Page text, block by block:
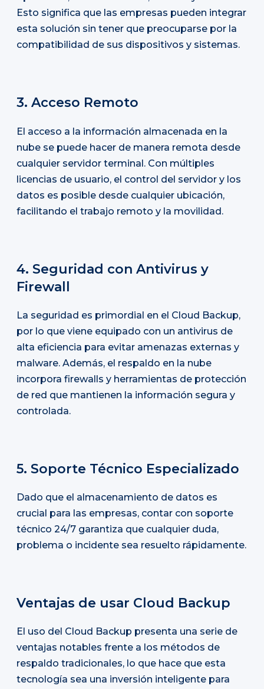
Esto significa que las empresas pueden integrar
esta solución sin tener que preocuparse por la
compatibilidad de sus dispositivos y sistemas.
3. Acceso Remoto
El acceso a la información almacenada en la
nube se puede hacer de manera remota desde
cualquier servidor terminal. Con múltiples
licencias de usuario, el control del servidor y los
datos es posible desde cualquier ubicación,
facilitando el trabajo remoto y la movilidad.
4. Seguridad con Antivirus y
Firewall
La seguridad es primordial en el Cloud Backup,
por lo que viene equipado con un antivirus de
alta eficiencia para evitar amenazas externas y
malware. Además, el respaldo en la nube
incorpora firewalls y herramientas de protección
de red que mantienen la información segura y
controlada.
5. Soporte Técnico Especializado
Dado que el almacenamiento de datos es
crucial para las empresas, contar con soporte
técnico 24/7 garantiza que cualquier duda,
problema o incidente sea resuelto rápidamente.
Ventajas de usar Cloud Backup
El uso del Cloud Backup presenta una serie de
ventajas notables frente a los métodos de
respaldo tradicionales, lo que hace que esta
tecnología sea una inversión inteligente para